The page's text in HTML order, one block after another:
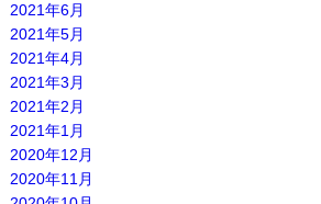
2021年6月
2021年5月
2021年4月
2021年3月
2021年2月
2021年1月
2020年12月
2020年11月